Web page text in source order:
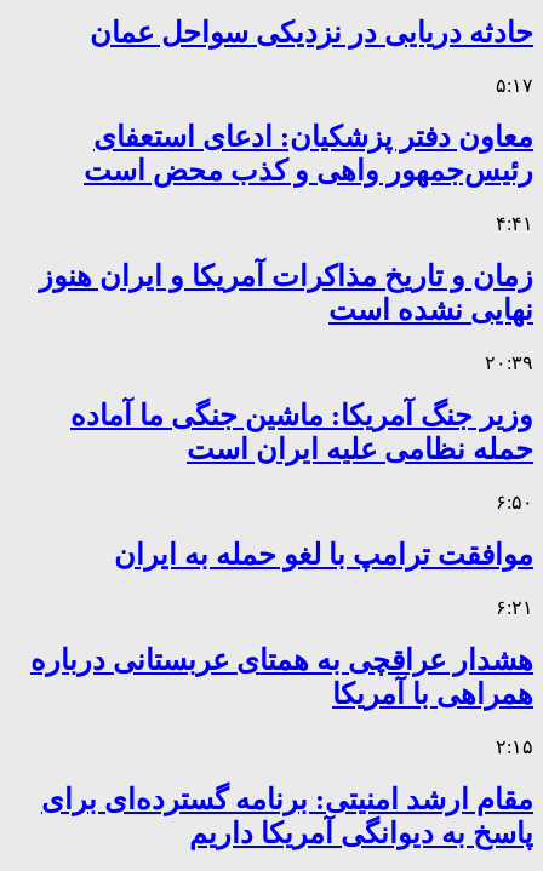
حادثه دریایی در نزدیکی سواحل عمان
۵:۱۷
معاون دفتر پزشکیان: ادعای استعفای
رئیس‌جمهور واهی و کذب محض است
۴:۴۱
زمان و تاریخ مذاکرات آمریکا و ایران هنوز
نهایی نشده است
۲۰:۳۹
وزیر جنگ آمریکا: ماشین جنگی ما آماده
حمله نظامی علیه ایران است
۶:۵۰
موافقت ترامپ با لغو حمله به ایران
۶:۲۱
هشدار عراقچی به همتای عربستانی درباره
همراهی با آمریکا
۲:۱۵
مقام ارشد امنیتی: برنامه گسترده‌ای برای
پاسخ به دیوانگی آمریکا داریم